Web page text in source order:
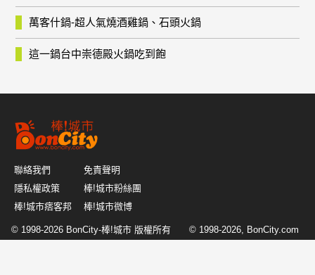
萬客什鍋-超人氣燒酒雞鍋、石頭火鍋
這一鍋台中崇德殿火鍋吃到飽
聯絡我們
免責聲明
隱私權政策
棒!城市粉絲團
棒!城市痞客邦
棒!城市微博
© 1998-2026 BonCity-棒!城市 版權所有 © 1998-2026, BonCity.com